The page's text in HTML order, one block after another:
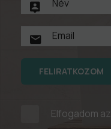
FELIRATKOZOM
Elfogadom az